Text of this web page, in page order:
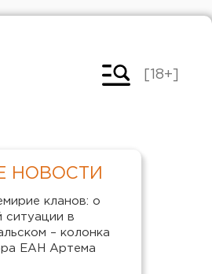
[18+]
НОВОСТИ
кланов: о
ситуации в
– колонка
ЕАН Артема